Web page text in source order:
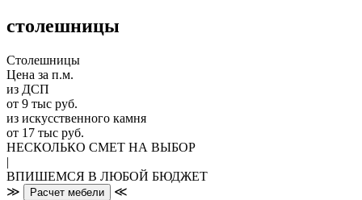
столешницы
Столешницы
Цена за п.м.
из ДСП
от 9 тыс руб.
из искусственного камня
от 17 тыс руб.
НЕСКОЛЬКО СМЕТ НА ВЫБОР
|
ВПИШЕМСЯ В ЛЮБОЙ БЮДЖЕТ
≫
Расчет мебели ≪